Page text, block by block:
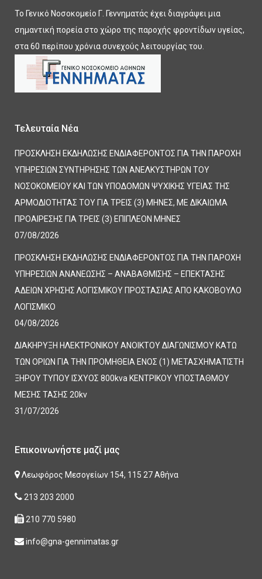
Το Γενικό Νοσοκομείο Γ. Γεννηματάς έχει διαγράψει μια
σημαντική πορεία στο χώρο της παροχής φροντίδων υγείας,
στα 60 περίπου χρόνια συνεχούς λειτουργίας του.
Τελευταία Νέα
ΠΡΟΣΚΛΗΣΗ ΕΚΔΗΛΩΣΗΣ ΕΝΔΙΑΦΕΡΟΝΤΟΣ ΓΙΑ ΤΗΝ ΠΑΡΟΧΗ
ΥΠΗΡΕΣΙΩΝ ΣΥΝΤΗΡΗΣΗΣ ΤΩΝ ΑΝΕΛΚΥΣΤΗΡΩΝ ΤΟΥ
ΝΟΣΟΚΟΜΕΙΟΥ ΚΑΙ ΤΩΝ ΥΠΟΔΟΜΩΝ ΨΥΧΙΚΗΣ ΥΓΕΙΑΣ ΤΗΣ
ΑΡΜΟΔΙΟΤΗΤΑΣ ΤΟΥ ΓΙΑ ΤΡΕΙΣ (3) ΜΗΝΕΣ, ΜΕ ΔΙΚΑΙΩΜΑ
ΠΡΟΑΙΡΕΣΗΣ ΓΙΑ ΤΡΕΙΣ (3) ΕΠΙΠΛΕΟΝ ΜΗΝΕΣ
07/08/2026
ΠΡΟΣΚΛΗΣΗ ΕΚΔΗΛΩΣΗΣ ΕΝΔΙΑΦΕΡΟΝΤΟΣ ΓΙΑ ΤΗΝ ΠΑΡΟΧΗ
ΥΠΗΡΕΣΙΩΝ ΑΝΑΝΕΩΣΗΣ – ΑΝΑΒΑΘΜΙΣΗΣ – ΕΠΕΚΤΑΣΗΣ
ΑΔΕΙΩΝ ΧΡΗΣΗΣ ΛΟΓΙΣΜΙΚΟΥ ΠΡΟΣΤΑΣΙΑΣ ΑΠΟ ΚΑΚΟΒΟΥΛΟ
ΛΟΓΙΣΜΙΚΟ
04/08/2026
ΔΙΑΚΗΡΥΞΗ ΗΛΕΚΤΡΟΝΙΚΟΥ ΑΝΟΙΚΤΟΥ ΔΙΑΓΩΝΙΣΜΟΥ ΚΑΤΩ
ΤΩΝ ΟΡΙΩΝ ΓΙΑ ΤΗΝ ΠΡΟΜΗΘΕΙΑ ΕΝΟΣ (1) ΜΕΤΑΣΧΗΜΑΤΙΣΤΗ
ΞΗΡΟΥ ΤΥΠΟΥ ΙΣΧΥΟΣ 800kva ΚΕΝΤΡΙΚΟΥ ΥΠΟΣΤΑΘΜΟΥ
ΜΕΣΗΣ ΤΑΣΗΣ 20kv
31/07/2026
Επικοινωνήστε μαζί μας
Λεωφόρος Μεσογείων 154, 115 27 Αθήνα
213 203 2000
210 770 5980
info@gna-gennimatas.gr